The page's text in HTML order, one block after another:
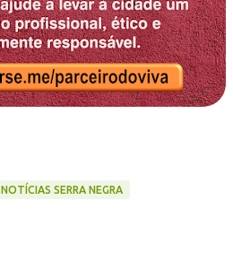
NOTÍCIAS SERRA NEGRA